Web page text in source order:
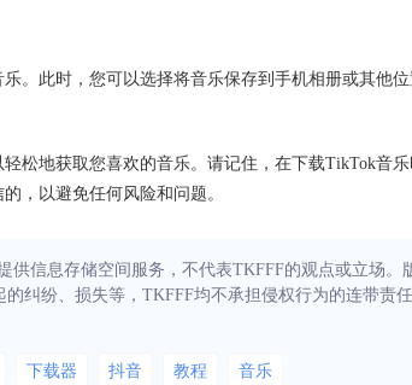
。此时，您可以选择将音乐保存到手机相册或其他
松地获取您喜欢的音乐。请记住，在下载TikTok音
，以避免任何风险和问题。
供信息存储空间服务，不代表TKFFF的观点或立场。
纠纷、损失等，TKFFF均不承担侵权行为的连带责
下载器 抖音 教程 音乐